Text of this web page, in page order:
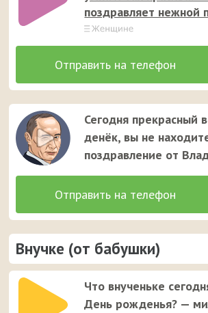
поздравляет нежной
Сегодня прекрасный
денёк, вы не
поздравление от
Внучке (от бабушки)
Что внученьке
День рожденья? —